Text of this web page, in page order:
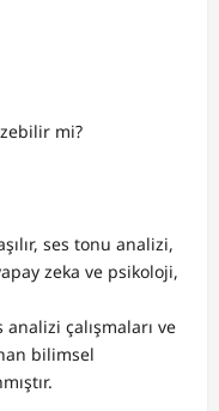
mi?
ses tonu analizi,
zeka ve psikoloji,
çalışmaları ve
bilimsel